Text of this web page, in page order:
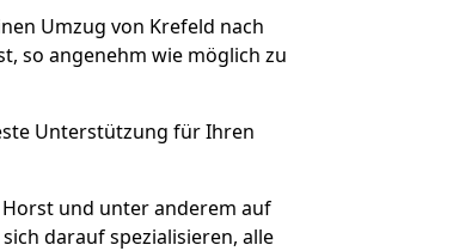
Umzug von Krefeld nach
so angenehm wie möglich zu
Unterstützung für Ihren
und unter anderem auf
darauf spezialisieren, alle